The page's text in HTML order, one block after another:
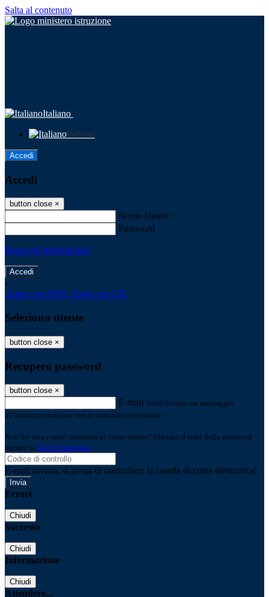
Salta al contenuto
Italiano
Italiano
Accedi
Accedi
button close ×
Nome Utente
Password
Password dimenticata?
-
Entra con SPID Entra con CIE
Seleziona utente
button close ×
Recupero password
button close ×
E-mail Verrà inviato un messaggio
all'indirizzo indicato con le istruzioni necessarie.
Non hai una e-mail associata al nome utente? Effettua il reset della password
tramite la Login Spaggiari
E-mail inviata, si prega di controllare la casella di posta elettronica!
Errore
Chiudi
Successo
Chiudi
Informazione
Chiudi
Attendere...